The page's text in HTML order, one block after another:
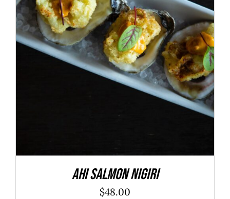
ADD TO CART / DÉTAILS
Ahi Salmon Nigiri
$48.00